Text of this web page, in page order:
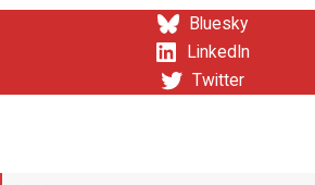
Bluesky
LinkedIn
Twitter